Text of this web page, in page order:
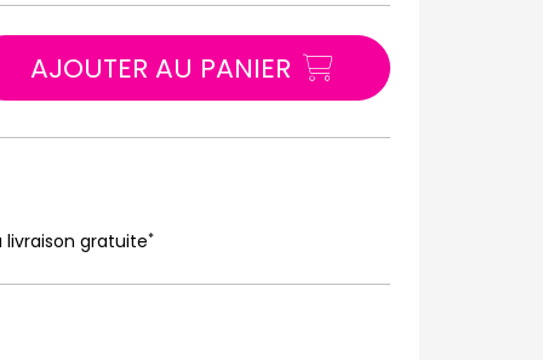
AJOUTER AU PANIER
gratuite*